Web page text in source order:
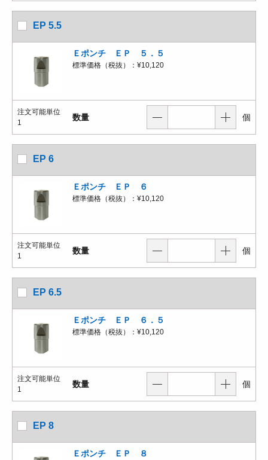
EP 5.5
Ｅポンチ ＥＰ ５．５
標準価格（税抜）： ¥10,120
注文可能単位
1
数量 個
EP 6
Ｅポンチ ＥＰ ６
標準価格（税抜）： ¥10,120
注文可能単位
1
数量 個
EP 6.5
Ｅポンチ ＥＰ ６．５
標準価格（税抜）： ¥10,120
注文可能単位
1
数量 個
EP 8
Ｅポンチ ＥＰ ８